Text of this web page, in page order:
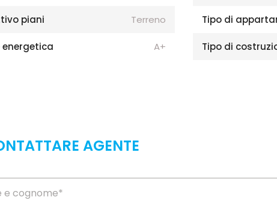
piani Terreno Tipo di
energetica A+ Tipo di
AGENTE